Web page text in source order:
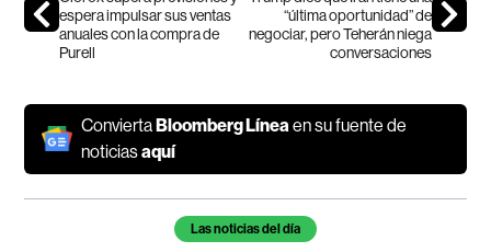
espera impulsar sus ventas
anuales con la compra de
Purell
“última oportunidad” de
negociar, pero Teherán niega
conversaciones
ConviertaBloomberg Líneaen su fuente de
noticiasaquí
Temas de este artículoLas noticias del día